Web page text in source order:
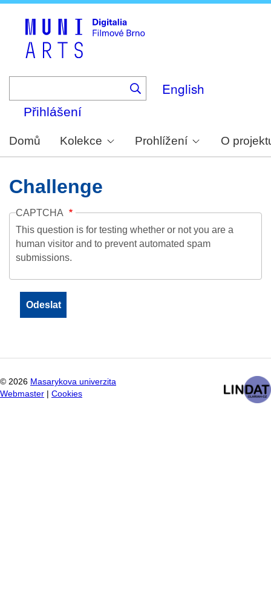
English
Přihlášení
Domů Kolekce Prohlížení O
Challenge
CAPTCHA
This question is for testing whether or not you are a
human visitor and to prevent automated spam
submissions.
© 2026 Masarykova univerzita
Webmaster
Cookies